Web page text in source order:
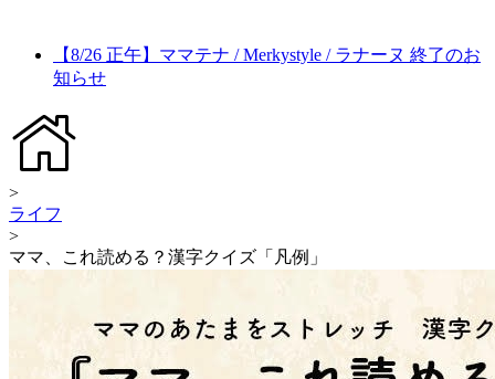
【8/26 正午】ママテナ / Merkystyle / ラナーヌ 終了のお
知らせ
>
ライフ
>
ママ、これ読める？漢字クイズ「凡例」